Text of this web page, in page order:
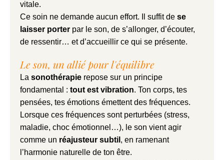
vitale.
Ce soin ne demande aucun effort. Il suffit de se
laisser porter par le son, de s’allonger, d’écouter,
de ressentir… et d’accueillir ce qui se présente.
Le son, un allié pour l'équilibre
La sonothérapie repose sur un principe
fondamental : tout est vibration. Ton corps, tes
pensées, tes émotions émettent des fréquences.
Lorsque ces fréquences sont perturbées (stress,
maladie, choc émotionnel…), le son vient agir
comme un réajusteur subtil , en ramenant
l’harmonie naturelle de ton être.